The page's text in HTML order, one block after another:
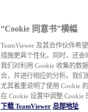
“Cookie 同意书”横幅
TeamViewer 及其合作伙伴希
措施更具个性化，同时，还会
我们对利用 Cookie 收集的数
合，并进行相应的分析。我们
尤其着重说明了使用 Cookie
在 Cookie 设置中调整 Cookie
下载 TeamViewer 总部地址